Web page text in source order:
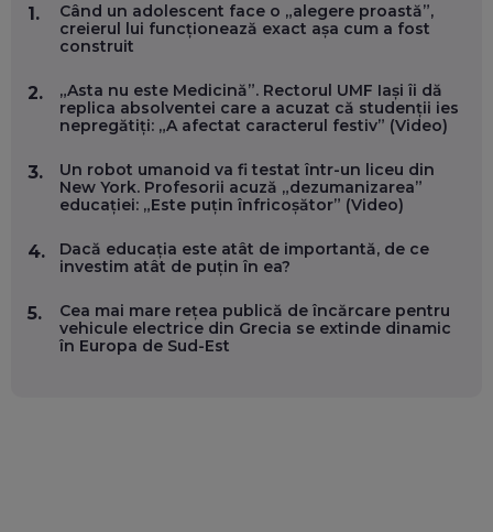
FOLOSEȘTI TEHNOLOGIA CA SĂ FII MAI BUN LA JOB. ȘI CUM
SE VA SCHIMBA MUNCA, ÎN URMĂTORII ANI
EP. 58
MARIUS PAȘCULEA, COFONDATOR AL KULTH: CUM
FOLOSEȘTI TEHNOLOGIA CA SĂ ÎȚI DESCHIZI DRUMUL
EP. 57
EFICIENT VIAȚA ONLINE. ȘI CARE SUNT PRIMII PAȘI ÎNTR-O
CARIERĂ DE „HACKER CU PERMIS”
EP. 56
DOINA VÎLCEANU, CONTENTSPEED: VREI SUCCES ONLINE?
1.
Când un adolescent face o „alegere proastă”,
creierul lui funcționează exact așa cum a fost
construit
2.
„Asta nu este Medicină”. Rectorul UMF Iași îi dă
replica absolventei care a acuzat că studenții ies
nepregătiți: „A afectat caracterul festiv” (Video)
3.
Un robot umanoid va fi testat într-un liceu din
New York. Profesorii acuză „dezumanizarea”
educației: „Este puțin înfricoșător” (Video)
4.
Dacă educația este atât de importantă, de ce
investim atât de puțin în ea?
5.
Cea mai mare rețea publică de încărcare pentru
vehicule electrice din Grecia se extinde dinamic
în Europa de Sud-Est